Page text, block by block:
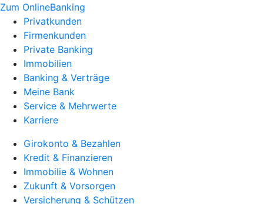
Zum OnlineBanking
Privatkunden
Firmenkunden
Private Banking
Immobilien
Banking & Verträge
Meine Bank
Service & Mehrwerte
Karriere
Girokonto & Bezahlen
Kredit & Finanzieren
Immobilie & Wohnen
Zukunft & Vorsorgen
Versicherung & Schützen